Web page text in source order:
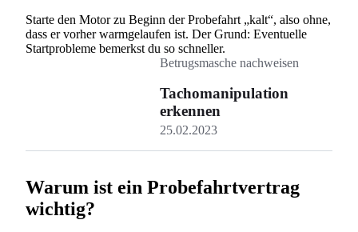
Starte den Motor zu Beginn der Probefahrt „kalt“, also ohne,
dass er vorher warmgelaufen ist. Der Grund: Eventuelle
Startprobleme bemerkst du so schneller.
Betrugsmasche nachweisen
Tachomanipulation
erkennen
25.02.2023
Warum ist ein Probefahrtvertrag
wichtig?